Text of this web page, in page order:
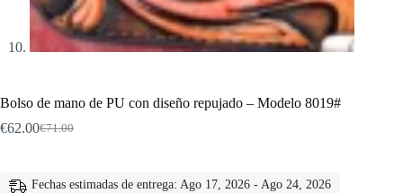
Bolso de mano de PU con diseño repujado – Modelo 8019#
€71.00
El
era:
€62.00El
es:
Fechas estimadas de entrega: Ago 17, 2026 - Ago 24, 2026